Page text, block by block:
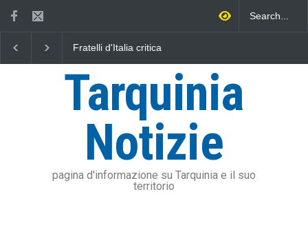
Fratelli d'Italia critica
dell'addizionale IRPEF: "una
stangata per i cittadini"
Viterbo uniti nella
mare
Tarquinia
Notizie
pagina d'informazione su Tarquinia e il suo
territorio